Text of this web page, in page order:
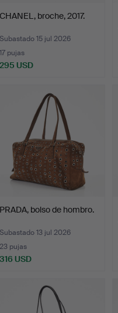
CHANEL, broche, 2017.
Subastado 15 jul 2026
17 pujas
295 USD
PRADA, bolso de hombro.
Subastado 13 jul 2026
23 pujas
316 USD